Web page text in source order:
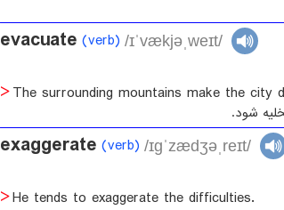
evacuate (verb) /ɪˈvækjəˌweɪt/
The surrounding mountains make the city
شود.
exaggerate (verb) /ɪgˈzædʒəˌreɪt/
He tends to exaggerate the difficulties.